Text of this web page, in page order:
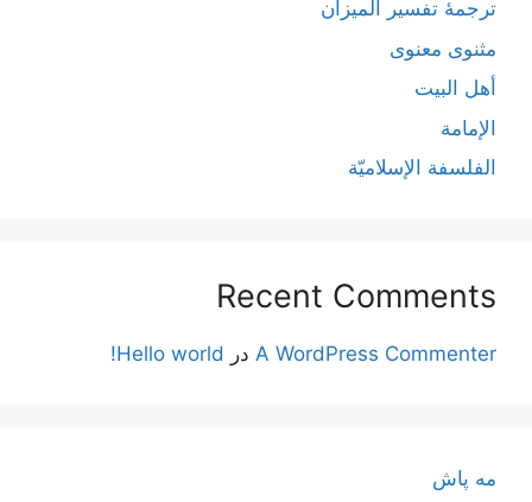
ترجمۀ تفسیر المیزان
مثنوی معنوی
أهل البيت
الإمامة
الفلسفة الإسلاميّة
Recent Comments
A WordPress Commenter در Hello world!
مه پاش